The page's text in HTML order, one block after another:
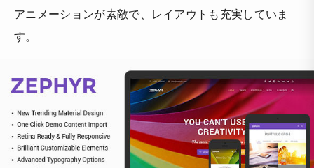
アニメーションが素敵で、レイアウトも充実していま
す。